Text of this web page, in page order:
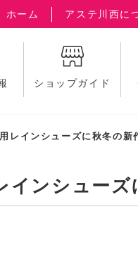
ホーム アステ川西に
ショップガイド
レインシューズに秋冬の新
インシューズ